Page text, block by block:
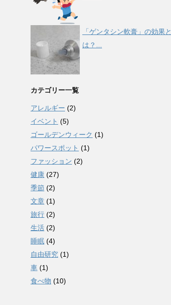
「ゲンタシン軟膏」の効果と
は？...
カテゴリー一覧
アレルギー (2)
イベント (5)
ゴールデンウィーク (1)
パワースポット (1)
ファッション (2)
健康 (27)
季節 (2)
文章 (1)
旅行 (2)
生活 (2)
睡眠 (4)
自由研究 (1)
車 (1)
食べ物 (10)